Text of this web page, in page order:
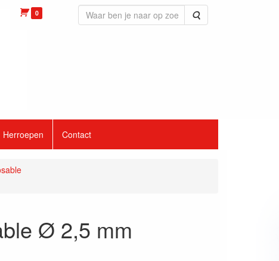
0 Zoeken
Herroepen Contact
Ø 2,5 mm